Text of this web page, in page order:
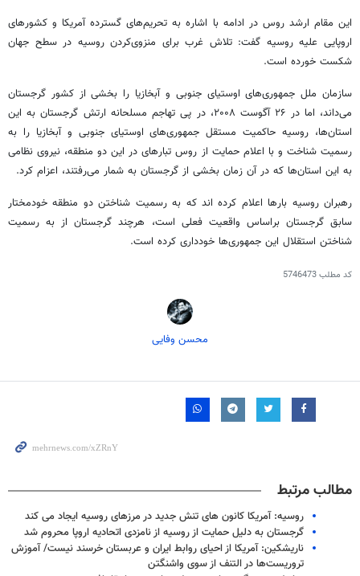
این مقام ارشد روس در ادامه با اشاره به تحریم‌های گسترده آمریکا و کشورهای
اروپایی علیه روسیه گفت: تلاش غرب برای منزوی‌کردن روسیه در سطح جهان
شکست خورده است.
سازمان ملل جمهوری‌های اوستیای جنوبی و آبخازیا را بخشی از کشور گرجستان
می‌داند، اما در ۲۶ آگوست ۲۰۰۸، در پی تهاجم مسلحانه ارتش گرجستان به این
استان‌ها، روسیه حاکمیت مستقل جمهوری‌های اوستیای جنوبی و آبخازیا را به
رسمیت شناخت و با اعلام حمایت از روس تبارهای در این دو منطقه، نیروی نظامی
به این استان‌ها که در آن زمان بخشی از گرجستان به شمار می‌رفتند، اعزام کرد.
رهبران روسیه بارها اعلام کرده اند که به رسمیت شناختن دو منطقه خودمختار
سابق گرجستان براساس واقعیت فعلی است، هرچند گرجستان از به رسمیت
شناختن استقلال این جمهوری‌ها خودداری کرده است.
کد مطلب5746473
محسن وفایی
مطالب مرتبط
روسیه: آمریکا کانون های تنش جدید در مرزهای روسیه ایجاد می کند
گرجستان به دلیل حمایت از روسیه از نامزدی اتحادیه اروپا محروم شد
ناریشکین: آمریکا از احیای روابط ایران و عربستان خرسند نیست/ آموزش
تروریست‌ها در التنف از سوی واشنگتن